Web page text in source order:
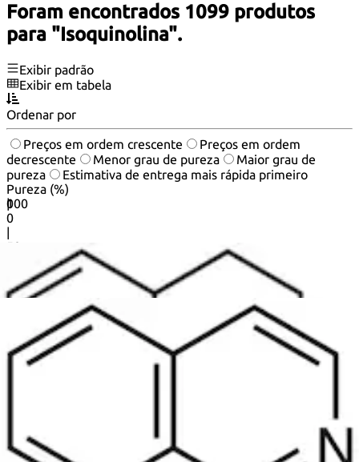
Foram encontrados 1099 produtos
para "Isoquinolina".
Exibir padrão
Exibir em tabela
Ordenar por
Preços em ordem crescente
Preços em ordem
decrescente
Menor grau de pureza
Maior grau de
pureza
Estimativa de entrega mais rápida primeiro
Pureza (%)
0
100
|
0
|
50
|
20
...